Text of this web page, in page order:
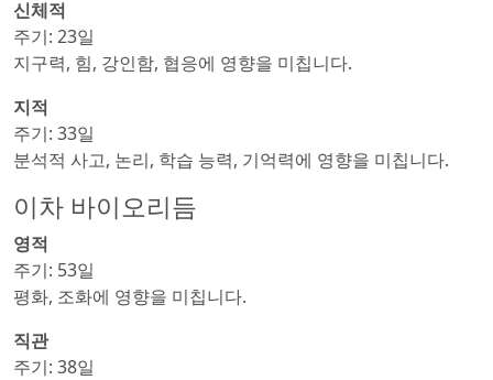
신체적
주기: 23일
지구력, 힘, 강인함, 협응에 영향을 미칩니다.
지적
주기: 33일
분석적 사고, 논리, 학습 능력, 기억력에 영향을 미칩니다.
이차 바이오리듬
영적
주기: 53일
평화, 조화에 영향을 미칩니다.
직관
주기: 38일